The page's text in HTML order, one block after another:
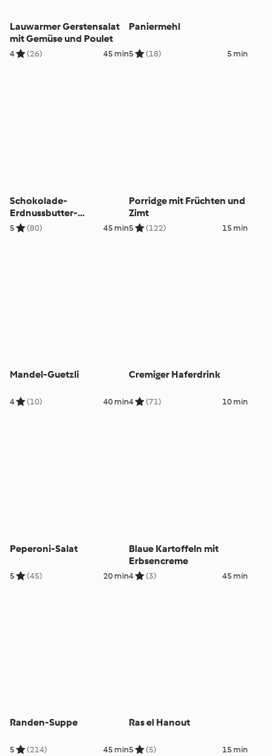
Lauwarmer Gerstensalat
mit Gemüse und Poulet
4 (26) 45 min
Paniermehl
5 (18) 5 min
Schokolade-
Erdnussbutter-
Proteinkugeln
5 (80) 45 min
Porridge mit Früchten und
Zimt
5 (122) 15 min
Mandel-Guetzli
4 (10) 40 min
Cremiger Haferdrink
4 (71) 10 min
Peperoni-Salat
5 (45) 20 min
Blaue Kartoffeln mit
Erbsencreme
4 (3) 45 min
Randen-Suppe
5 (214) 45 min
Ras el Hanout
5 (5) 15 min